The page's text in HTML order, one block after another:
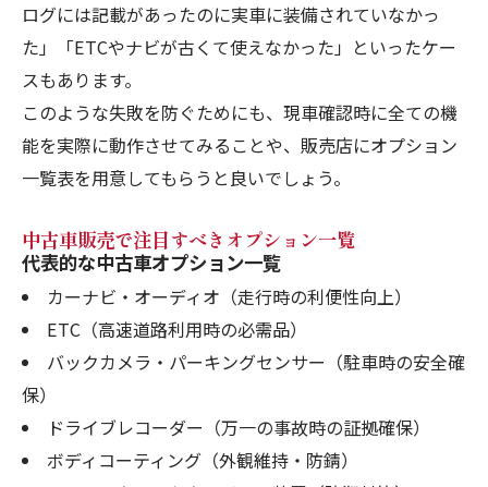
ログには記載があったのに実車に装備されていなかっ
た」「ETCやナビが古くて使えなかった」といったケー
スもあります。
このような失敗を防ぐためにも、現車確認時に全ての機
能を実際に動作させてみることや、販売店にオプション
一覧表を用意してもらうと良いでしょう。
中古車販売で注目すべきオプション一覧
代表的な中古車オプション一覧
カーナビ・オーディオ（走行時の利便性向上）
ETC（高速道路利用時の必需品）
バックカメラ・パーキングセンサー（駐車時の安全確
保）
ドライブレコーダー（万一の事故時の証拠確保）
ボディコーティング（外観維持・防錆）